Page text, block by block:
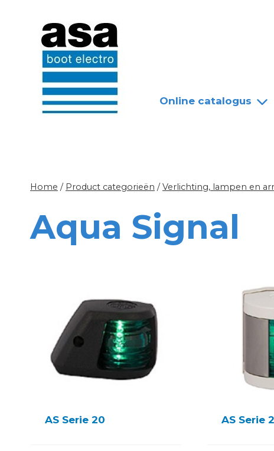
Online catalogus
Home / Product categorieën / Verlichting, lampen en
Aqua Signal
AS Serie 20 AS Serie